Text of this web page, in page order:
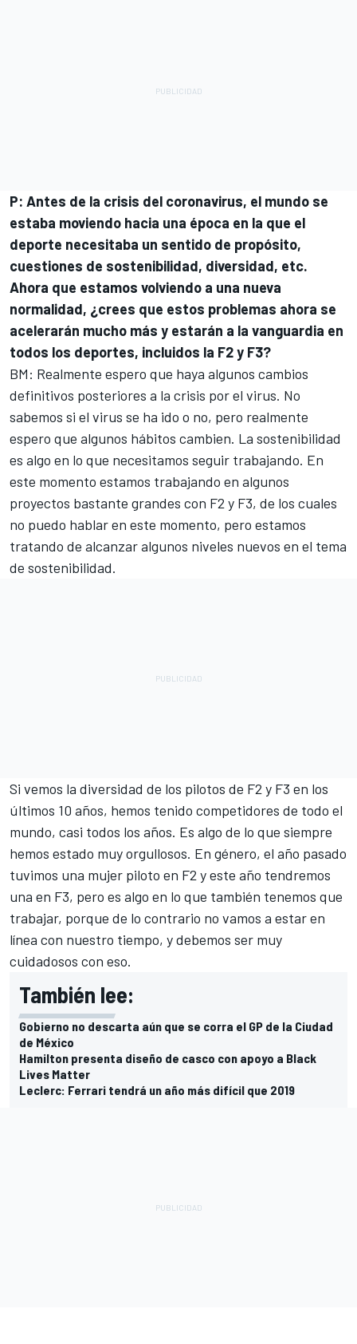
P: Antes de la crisis del coronavirus, el mundo se
estaba moviendo hacia una época en la que el
deporte necesitaba un sentido de propósito,
cuestiones de sostenibilidad, diversidad, etc.
Ahora que estamos volviendo a una nueva
normalidad, ¿crees que estos problemas ahora se
acelerarán mucho más y estarán a la vanguardia en
todos los deportes, incluidos la F2 y F3?
BM: Realmente espero que haya algunos cambios
definitivos posteriores a la crisis por el virus. No
sabemos si el virus se ha ido o no, pero realmente
espero que algunos hábitos cambien. La sostenibilidad
es algo en lo que necesitamos seguir trabajando. En
este momento estamos trabajando en algunos
proyectos bastante grandes con F2 y F3, de los cuales
no puedo hablar en este momento, pero estamos
tratando de alcanzar algunos niveles nuevos en el tema
de sostenibilidad.
Si vemos la diversidad de los pilotos de F2 y F3 en los
últimos 10 años, hemos tenido competidores de todo el
mundo, casi todos los años. Es algo de lo que siempre
hemos estado muy orgullosos. En género, el año pasado
tuvimos una mujer piloto en F2 y este año tendremos
una en F3, pero es algo en lo que también tenemos que
trabajar, porque de lo contrario no vamos a estar en
línea con nuestro tiempo, y debemos ser muy
cuidadosos con eso.
También lee:
Gobierno no descarta aún que se corra el GP de la Ciudad
de México
Hamilton presenta diseño de casco con apoyo a Black
Lives Matter
Leclerc: Ferrari tendrá un año más difícil que 2019